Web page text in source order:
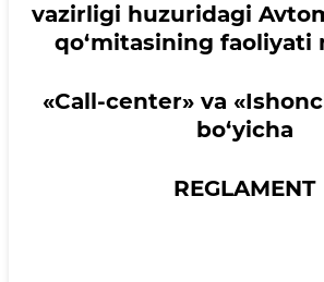
vazirligi huzuridagi
qo‘mitasining faoliyati
«Call-center» va
bo‘yicha
REGLAMENT